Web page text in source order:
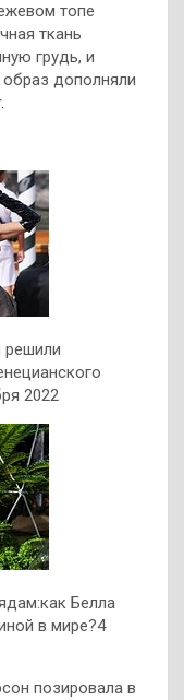
топе
ткань
грудь, и
дополняли
2022
Белла
в мире?4
позировала в